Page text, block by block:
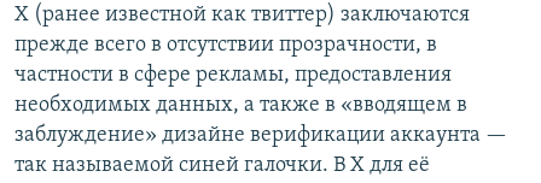
X (ранее известной как твиттер) заключаются
прежде всего в отсутствии прозрачности, в
частности в сфере рекламы, предоставления
необходимых данных, а также в «вводящем в
заблуждение» дизайне верификации аккаунта —
так называемой синей галочки. В X для её